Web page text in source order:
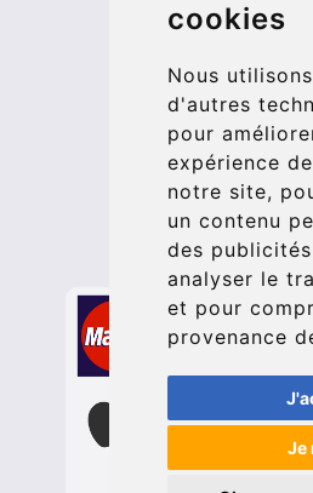
cookies
Nous
d'autres
pour
expérience
notre site,
un contenu
des
analyser le
et pour
provenance
Je
More
Update cookies
Contact
Secure Payment